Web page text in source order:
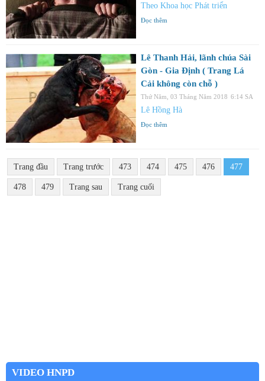
Theo Khoa học Phát triển
Đọc thêm
Lê Thanh Hải, lãnh chúa Sài
Gòn - Gia Định ( Trang Lá
Cải không còn chỗ )
Thứ Năm, 03 Tháng Năm 2018 6:14 SA
Lê Hồng Hà
Đọc thêm
Trang đầu Trang trước 473 474 475 476 477
478 479 Trang sau Trang cuối
VIDEO HNPD